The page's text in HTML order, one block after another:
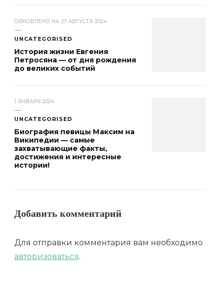
ОБНОВЛЕНО НА 27 АВГУСТА 2024
UNCATEGORISED
История жизни Евгения
Петросяна — от дня рождения
до великих событий
1 ЯНВАРЯ 2024
UNCATEGORISED
Биография певицы Максим на
Википедии — самые
захватывающие факты,
достижения и интересные
истории!
Добавить комментарий
Для отправки комментария вам необходимо
авторизоваться.